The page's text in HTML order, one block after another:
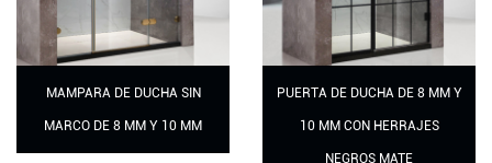
PUERTA DE DUCHA DE 8 MM Y
10 MM CON HERRAJES
PUERTA DE
CORREDERA DE 8 MM